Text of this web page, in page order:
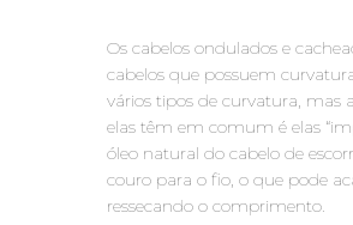
Os cabelos ondulados e
cabelos que possuem
vários tipos de curvatura, mas
elas têm em comum é elas
óleo natural do cabelo de
couro para o fio, o que pode
ressecando o comprimento.